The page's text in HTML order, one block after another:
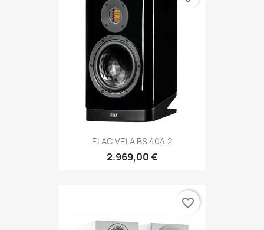
ELAC VELA BS 404.2
2.969,00 €
favorite_border